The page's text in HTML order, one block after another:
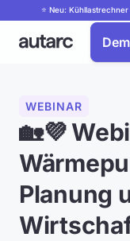
⭐ Neu:
WEBINAR
🏡💜
Planung